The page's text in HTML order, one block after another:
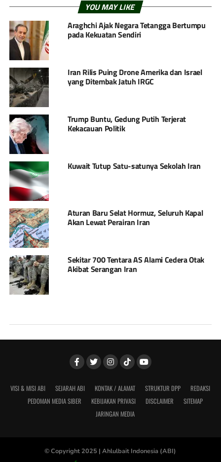
YOU MAY LIKE
Araghchi Ajak Negara Tetangga Bertumpu
pada Kekuatan Sendiri
Iran Rilis Puing Drone Amerika dan Israel
yang Ditembak Jatuh IRGC
Trump Buntu, Gedung Putih Terjerat
Kekacauan Politik
Kuwait Tutup Satu-satunya Sekolah Iran
Aturan Baru Selat Hormuz, Seluruh Kapal
Akan Lewat Perairan Iran
Sekitar 700 Tentara AS Alami Cedera Otak
Akibat Serangan Iran
VISI & MISI ABI SEJARAH ABI KONTAK / ALAMAT STRUKTUR DPP
REDAKSI
PEDOMAN MEDIA SIBER
KEBIJAKAN PRIVASI DISCLAIMER
SITEMAP
JARINGAN MEDIA
© Copyright 2025 | Ahlulbait Indonesia (ABI)